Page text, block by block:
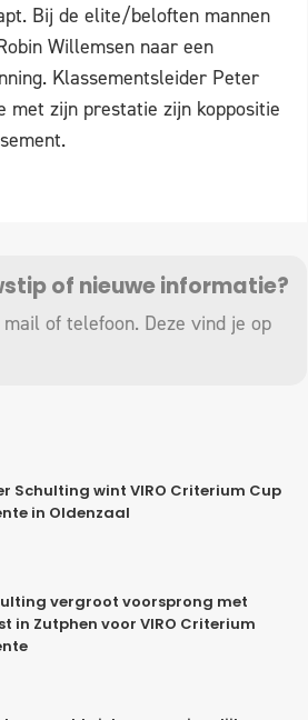
Bij de elite/beloften mannen
Willemsen naar een
Klassementsleider Peter
met zijn prestatie zijn koppositie
of nieuwe informatie?
of telefoon. Deze vind je op
Schulting wint VIRO Criterium Cup
in Oldenzaal
vergroot voorsprong met
in Zutphen voor VIRO Criterium